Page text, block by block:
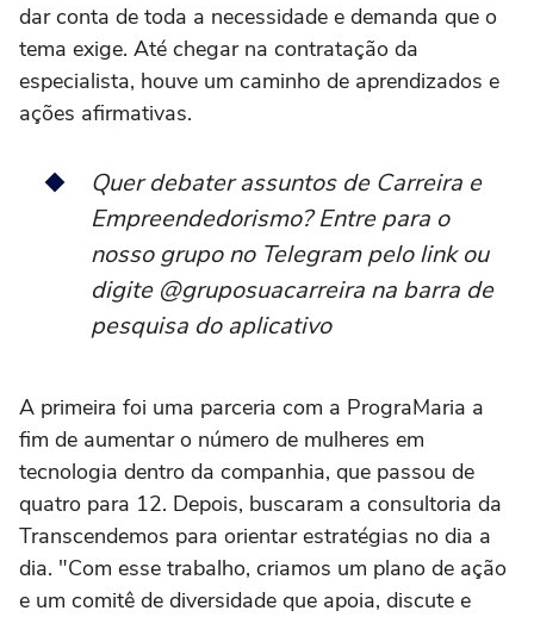
dar conta de toda a necessidade e demanda que o
tema exige. Até chegar na contratação da
especialista, houve um caminho de aprendizados e
ações afirmativas.
Quer debater assuntos de Carreira e
Empreendedorismo? Entre para o
nosso grupo no Telegram pelo link ou
digite @gruposuacarreira na barra de
pesquisa do aplicativo
A primeira foi uma parceria com a PrograMaria a
fim de aumentar o número de mulheres em
tecnologia dentro da companhia, que passou de
quatro para 12. Depois, buscaram a consultoria da
Transcendemos para orientar estratégias no dia a
dia. "Com esse trabalho, criamos um plano de ação
e um comitê de diversidade que apoia, discute e